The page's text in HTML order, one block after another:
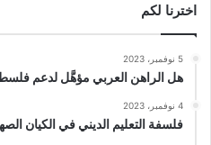
اخترنا لكم
5 نوفمبر، 2023
هل الراهن العربي مؤهَّل لدعم
4 نوفمبر، 2023
فلسفة التعليم الديني في الكيان